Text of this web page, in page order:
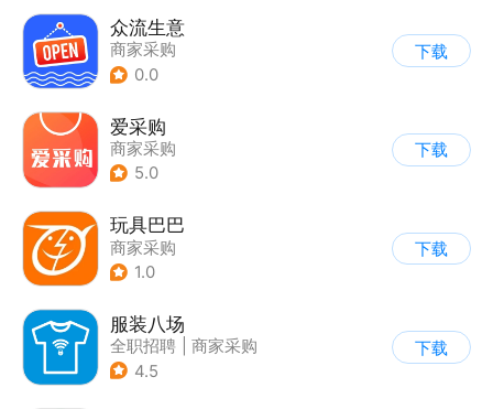
众流生意
商家采购
0.0
下载
爱采购
商家采购
5.0
下载
玩具巴巴
商家采购
1.0
下载
服装八场
全职招聘
商家采购
4.5
下载